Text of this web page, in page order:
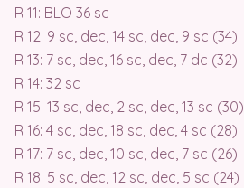
R 11: BLO 36 sc
R 12: 9 sc, dec, 14 sc, dec, 9 sc (34)
R 13: 7 sc, dec, 16 sc, dec, 7 dc (32)
R 14: 32 sc
R 15: 13 sc, dec, 2 sc, dec, 13 sc (30)
R 16: 4 sc, dec, 18 sc, dec, 4 sc (28)
R 17: 7 sc, dec, 10 sc, dec, 7 sc (26)
R 18: 5 sc, dec, 12 sc, dec, 5 sc (24)